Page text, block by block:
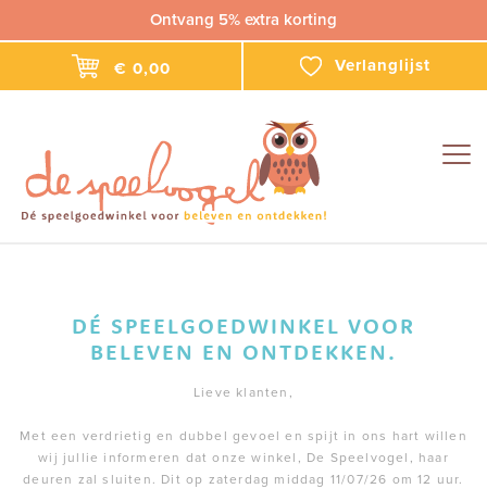
Ontvang 5% extra korting
€ 0,00 Verlanglijst
DÉ SPEELGOEDWINKEL VOOR
BELEVEN EN ONTDEKKEN.
Lieve klanten,
Met een verdrietig en dubbel gevoel en spijt in ons hart willen
wij jullie informeren dat onze winkel, De Speelvogel, haar
deuren zal sluiten. Dit op zaterdag middag 11/07/26 om 12 uur.